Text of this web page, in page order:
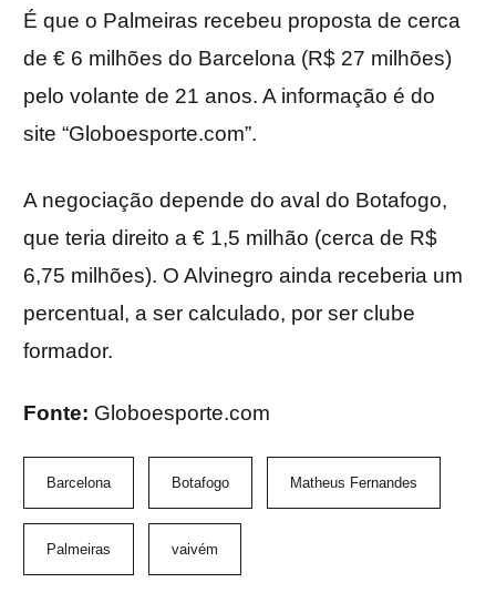
É que o Palmeiras recebeu proposta de cerca
de € 6 milhões do Barcelona (R$ 27 milhões)
pelo volante de 21 anos. A informação é do
site “Globoesporte.com”.
A negociação depende do aval do Botafogo,
que teria direito a € 1,5 milhão (cerca de R$
6,75 milhões). O Alvinegro ainda receberia um
percentual, a ser calculado, por ser clube
formador.
Fonte: Globoesporte.com
Barcelona Botafogo Matheus Fernandes
Palmeiras vaivém